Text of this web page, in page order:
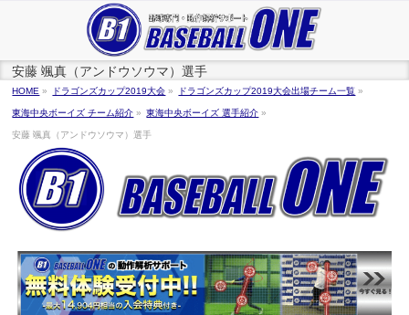
安藤 颯真（アンドウソウマ）選手
HOME » ドラゴンズカップ2019大会 » ドラゴンズカップ2019大会出場チーム一覧 »
東海中央ボーイズ チーム紹介 » 東海中央ボーイズ 選手紹介 »
安藤 颯真（アンドウソウマ）選手